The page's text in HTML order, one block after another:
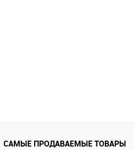
САМЫЕ ПРОДАВАЕМЫЕ ТОВАРЫ